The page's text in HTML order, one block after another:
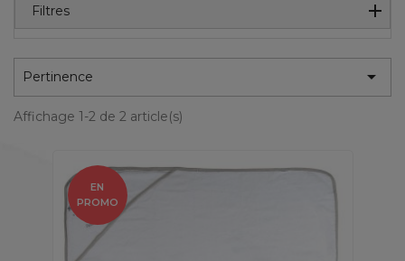
Filtres
Pertinence 
Affichage 1-2 de 2 article(s)
EN
PROMO